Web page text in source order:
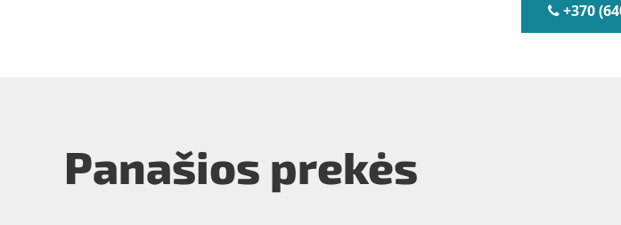
+370
Panašios prekės